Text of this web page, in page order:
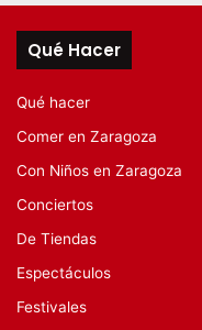
Qué Hacer
Qué hacer
Comer en Zaragoza
Con Niños en Zaragoza
Conciertos
De Tiendas
Espectáculos
Festivales